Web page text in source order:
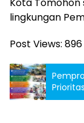
lingkungan
Post Views: 896